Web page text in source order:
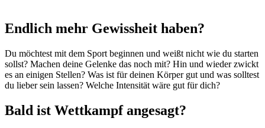
Endlich mehr Gewissheit haben?
Du möchtest mit dem Sport beginnen und weißt nicht wie du starten
sollst? Machen deine Gelenke das noch mit? Hin und wieder zwickt
es an einigen Stellen? Was ist für deinen Körper gut und was solltest
du lieber sein lassen? Welche Intensität wäre gut für dich?
Bald ist Wettkampf angesagt?